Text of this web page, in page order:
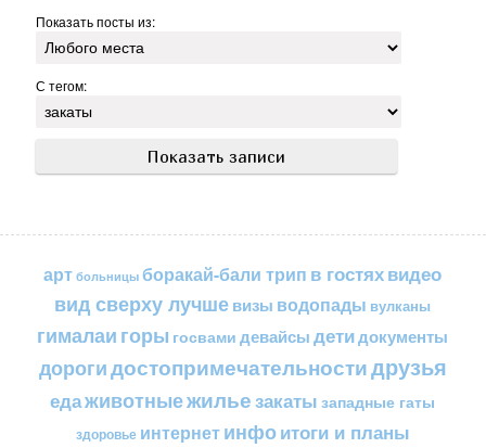
Показать посты из:
С тегом:
арт больницы боракай-бали трип в гостяхвидео
вид сверху лучшевизы водопады вулканы
гималаи горы госвами девайсы детидокументы
дорогидостопримечательностидрузья
едаживотныежильезакаты западные гаты
здоровье интернетинфоитоги и планы